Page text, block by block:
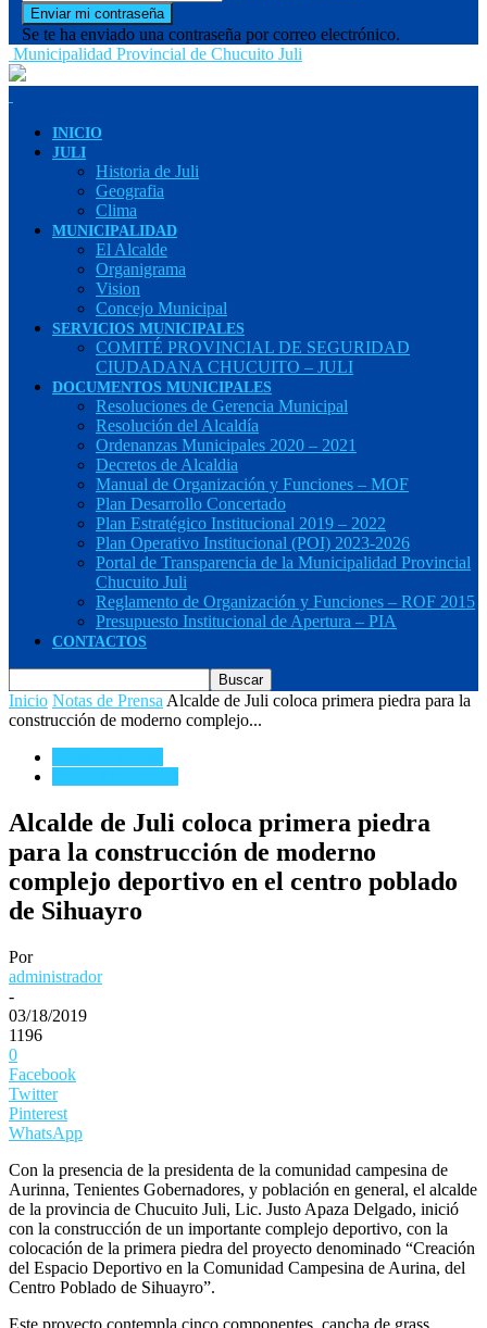
Se te ha enviado una contraseña por correo electrónico.
Municipalidad Provincial de Chucuito Juli
INICIO
JULI
Historia de Juli
Geografia
Clima
MUNICIPALIDAD
El Alcalde
Organigrama
Vision
Concejo Municipal
SERVICIOS MUNICIPALES
COMITÉ PROVINCIAL DE SEGURIDAD
CIUDADANA CHUCUITO – JULI
DOCUMENTOS MUNICIPALES
Resoluciones de Gerencia Municipal
Resolución del Alcaldía
Ordenanzas Municipales 2020 – 2021
Decretos de Alcaldia
Manual de Organización y Funciones – MOF
Plan Desarrollo Concertado
Plan Estratégico Institucional 2019 – 2022
Plan Operativo Institucional (POI) 2023-2026
Portal de Transparencia de la Municipalidad Provincial
Chucuito Juli
Reglamento de Organización y Funciones – ROF 2015
Presupuesto Institucional de Apertura – PIA
CONTACTOS
Inicio Notas de Prensa Alcalde de Juli coloca primera piedra para la
construcción de moderno complejo...
Alcalde de Juli coloca primera piedra
para la construcción de moderno
complejo deportivo en el centro poblado
de Sihuayro
Por
administrador
-
03/18/2019
1196
0
Facebook
Twitter
Pinterest
WhatsApp
Con la presencia de la presidenta de la comunidad campesina de
Aurinna, Tenientes Gobernadores, y población en general, el alcalde
de la provincia de Chucuito Juli, Lic. Justo Apaza Delgado, inició
con la construcción de un importante complejo deportivo, con la
colocación de la primera piedra del proyecto denominado “Creación
del Espacio Deportivo en la Comunidad Campesina de Aurina, del
Centro Poblado de Sihuayro”.
Este proyecto contempla cinco componentes, cancha de grass